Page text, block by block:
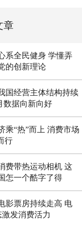
章
系全民健身 学懂弄
的创新理论
国经营主体结构持续
数据向新向好
乘“热”而上 消费市场
行
费带热运动相机 这
怎一个酷字了得
影票房持续走高 电
发消费活力